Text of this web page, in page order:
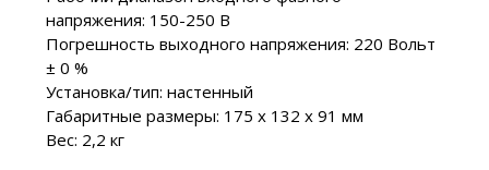
напряжения: 150-250 В
Погрешность выходного напряжения: 220 Вольт
± 0 %
Установка/тип: настенный
Габаритные размеры: 175 х 132 х 91 мм
Вес: 2,2 кг